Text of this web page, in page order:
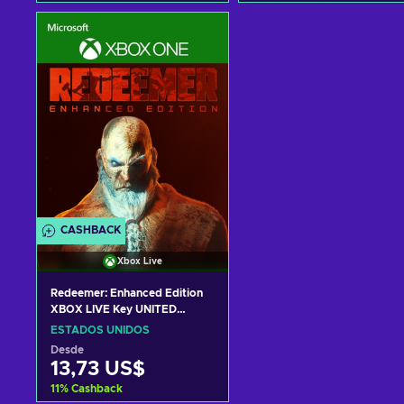
Añadir al carrito
Ver ofertas
CASHBACK
Xbox Live
Redeemer: Enhanced Edition
XBOX LIVE Key UNITED
STATES
ESTADOS UNIDOS
Desde
13,73 US$
11% Cashback